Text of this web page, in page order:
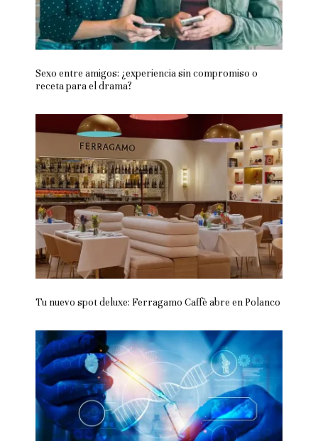
Sexo entre amigos: ¿experiencia sin compromiso o
receta para el drama?
Tu nuevo spot deluxe: Ferragamo Caffè abre en Polanco